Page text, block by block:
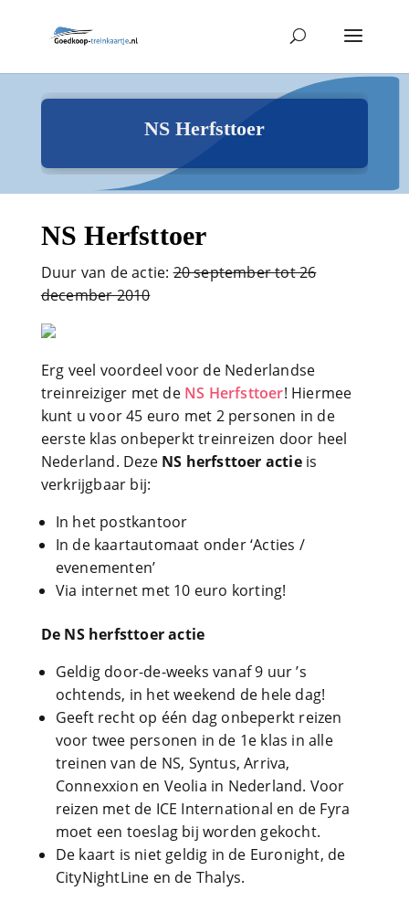
NS Herfsttoer
NS Herfsttoer
Duur van de actie:20 september tot 26
december 2010
Erg veel voordeel voor de Nederlandse
treinreiziger met de NS Herfsttoer! Hiermee
kunt u voor 45 euro met 2 personen in de
eerste klas onbeperkt treinreizen door heel
Nederland. Deze NS herfsttoer actieis
verkrijgbaar bij:
In het postkantoor
In de kaartautomaat onder ‘Acties /
evenementen’
Via internet met 10 euro korting!
De NS herfsttoer actie
Geldig door-de-weeks vanaf 9 uur ’s
ochtends, in het weekend de hele dag!
Geeft recht op één dag onbeperkt reizen
voor twee personen in de 1e klas in alle
treinen van de NS, Syntus, Arriva,
Connexxion en Veolia in Nederland. Voor
reizen met de ICE International en de Fyra
moet een toeslag bij worden gekocht.
De kaart is niet geldig in de Euronight, de
CityNightLine en de Thalys.